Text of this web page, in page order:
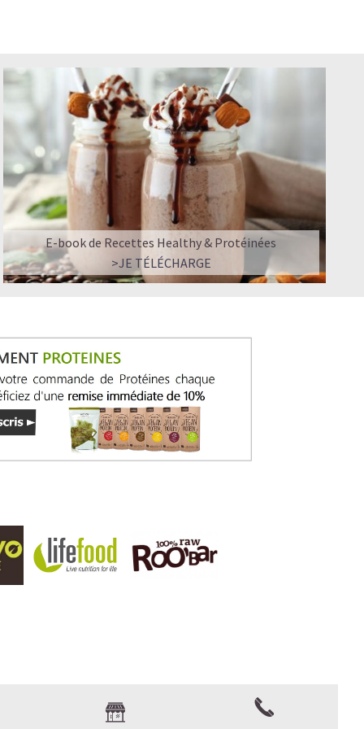
qui réconcilie dessert glacé et nutrition.
et zéro fringale. Pour les gourmands qui veulent se
dans une boisson veloutée et énergisante.
E-book de Recettes Healthy & Protéinées
>JE TÉLÉCHARGE